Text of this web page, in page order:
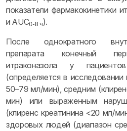
показатели фармакокинетики
и AUC0‑8 ч).
После однократного
препарата конечный
итраконазола у
(определяется в исследовании
50–79 мл/мин), средним
мин) или выраженным
(клиренс креатинина <20 мл/
здоровых людей (диапазон